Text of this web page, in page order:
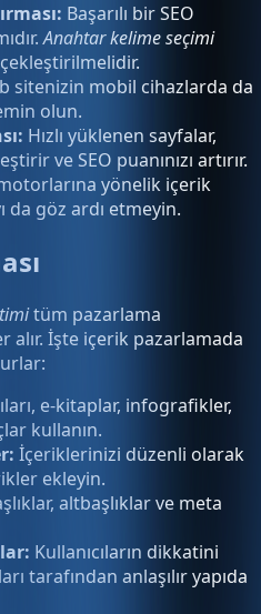
Başarılı bir SEO
Anahtar kelime seçimi
sitenizin mobil cihazlarda da
olun.
Hızlı yüklenen sayfalar,
ve SEO puanınızı artırır.
yönelik içerik
da göz ardı etmeyin.
tüm pazarlama
İşte içerik pazarlamada
e-kitaplar, infografikler,
kullanın.
İçeriklerinizi düzenli olarak
ekleyin.
altbaşlıklar ve meta
Kullanıcıların dikkatini
tarafından anlaşılır yapıda